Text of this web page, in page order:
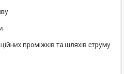
проміжків та шляхів струму